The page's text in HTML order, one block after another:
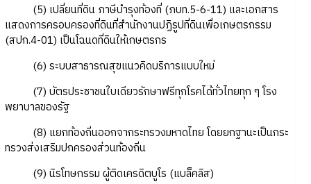
(5) เปลี่ยนที่ดิน ภาษีบำรุงท้องที่ (ภบท.5-6-11) และเอกสาร
แสดงการครอบครองที่ดินที่สำนักงานปฏิรูปที่ดินเพื่อเกษตรกรรม
(สปก.4-01) เป็นโฉนดที่ดินให้เกษตรกร
(6) ระบบสาธารณสุขแนวคิดบริการแบบใหม่
(7) บัตรประชาชนใบเดียวรักษาฟรีทุกโรคได้ทั่วไทยทุก ๆ โรง
พยาบาลของรัฐ
(8) แยกท้องถิ่นออกจากระทรวงมหาดไทย โดยยกฐานะเป็นกระ
ทรวงส่งเสริมปกครองส่วนท้องถิ่น
(9) นิรโทษกรรม ผู้ติดเครดิตบูโร (แบล็คลิส)